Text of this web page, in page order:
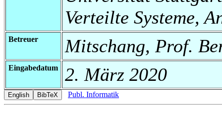
Verteilte Systeme,
Betreuer Mitschang, Prof.
Eingabedatum 2. März 2020
Publ. Informatik